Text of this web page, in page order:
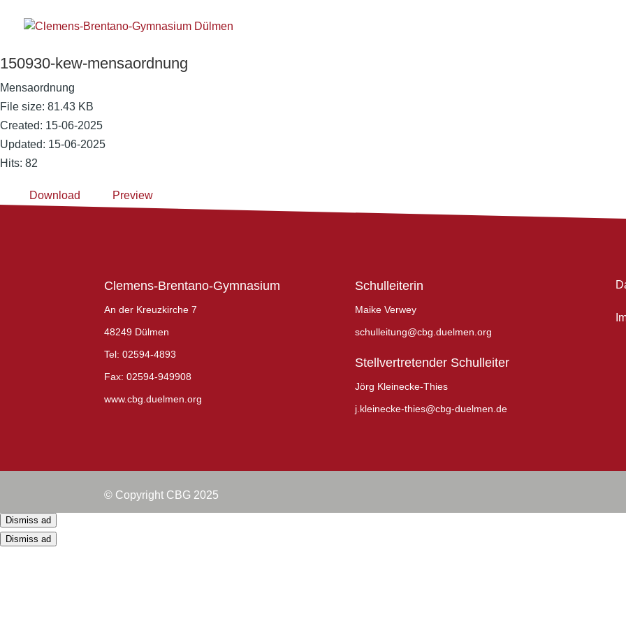
150930-kew-mensaordnung
Mensaordnung
File size: 81.43 KB
Created: 15-06-2025
Updated: 15-06-2025
Hits: 82
Download Preview
Clemens-Brentano-Gymnasium
An der Kreuzkirche 7
48249 Dülmen
Tel: 02594-4893
Fax: 02594-949908
www.cbg.duelmen.org
Schulleiterin
Maike Verwey
schulleitung@cbg.duelmen.org
Stellvertretender Schulleiter
Jörg Kleinecke-Thies
j.kleinecke-thies@cbg-duelmen.de
© Copyright CBG 2025
Dismiss ad
Dismiss ad